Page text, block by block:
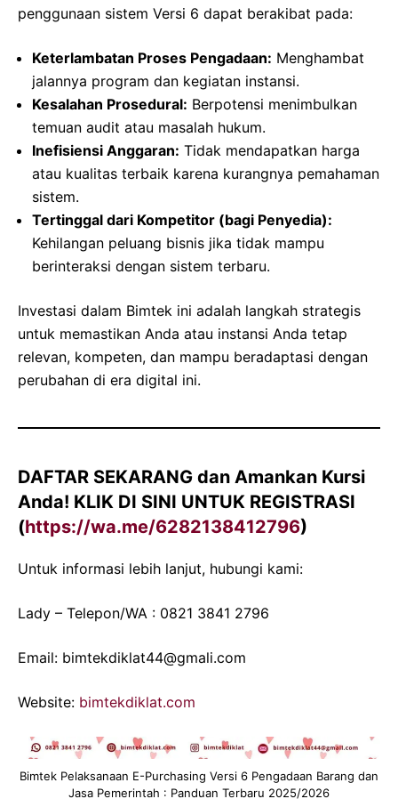
penggunaan sistem Versi 6 dapat berakibat pada:
Keterlambatan Proses Pengadaan: Menghambat
jalannya program dan kegiatan instansi.
Kesalahan Prosedural: Berpotensi menimbulkan
temuan audit atau masalah hukum.
Inefisiensi Anggaran: Tidak mendapatkan harga
atau kualitas terbaik karena kurangnya pemahaman
sistem.
Tertinggal dari Kompetitor (bagi Penyedia):
Kehilangan peluang bisnis jika tidak mampu
berinteraksi dengan sistem terbaru.
Investasi dalam Bimtek ini adalah langkah strategis
untuk memastikan Anda atau instansi Anda tetap
relevan, kompeten, dan mampu beradaptasi dengan
perubahan di era digital ini.
DAFTAR SEKARANG dan Amankan Kursi
Anda! KLIK DI SINI UNTUK REGISTRASI
(https://wa.me/6282138412796)
Untuk informasi lebih lanjut, hubungi kami:
Lady – Telepon/WA : 0821 3841 2796
Email: bimtekdiklat44@gmali.com
Website: bimtekdiklat.com
Bimtek Pelaksanaan E-Purchasing Versi 6 Pengadaan Barang dan
Jasa Pemerintah : Panduan Terbaru 2025/2026